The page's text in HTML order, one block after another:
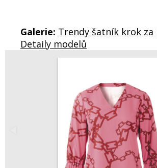
Galerie: Trendy šatník krok za
Detaily modelů